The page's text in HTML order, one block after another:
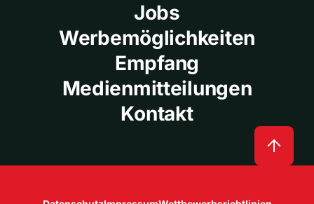
Jobs
Werbemöglichkeiten
Empfang
Medienmitteilungen
Kontakt